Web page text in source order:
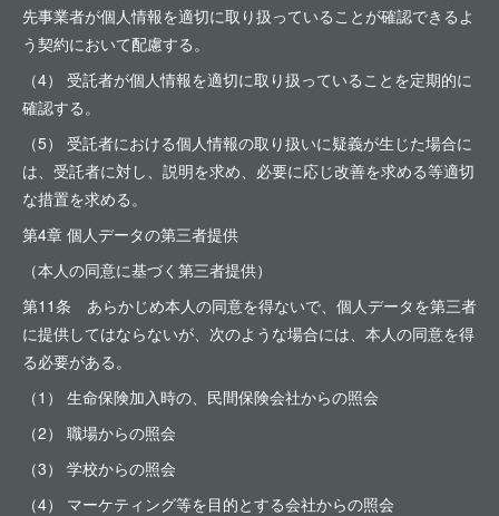
先事業者が個人情報を適切に取り扱っていることが確認できるよ
う契約において配慮する。
（4） 受託者が個人情報を適切に取り扱っていることを定期的に
確認する。
（5） 受託者における個人情報の取り扱いに疑義が生じた場合に
は、受託者に対し、説明を求め、必要に応じ改善を求める等適切
な措置を求める。
第4章 個人データの第三者提供
（本人の同意に基づく第三者提供）
第11条 あらかじめ本人の同意を得ないで、個人データを第三者
に提供してはならないが、次のような場合には、本人の同意を得
る必要がある。
（1） 生命保険加入時の、民間保険会社からの照会
（2） 職場からの照会
（3） 学校からの照会
（4） マーケティング等を目的とする会社からの照会